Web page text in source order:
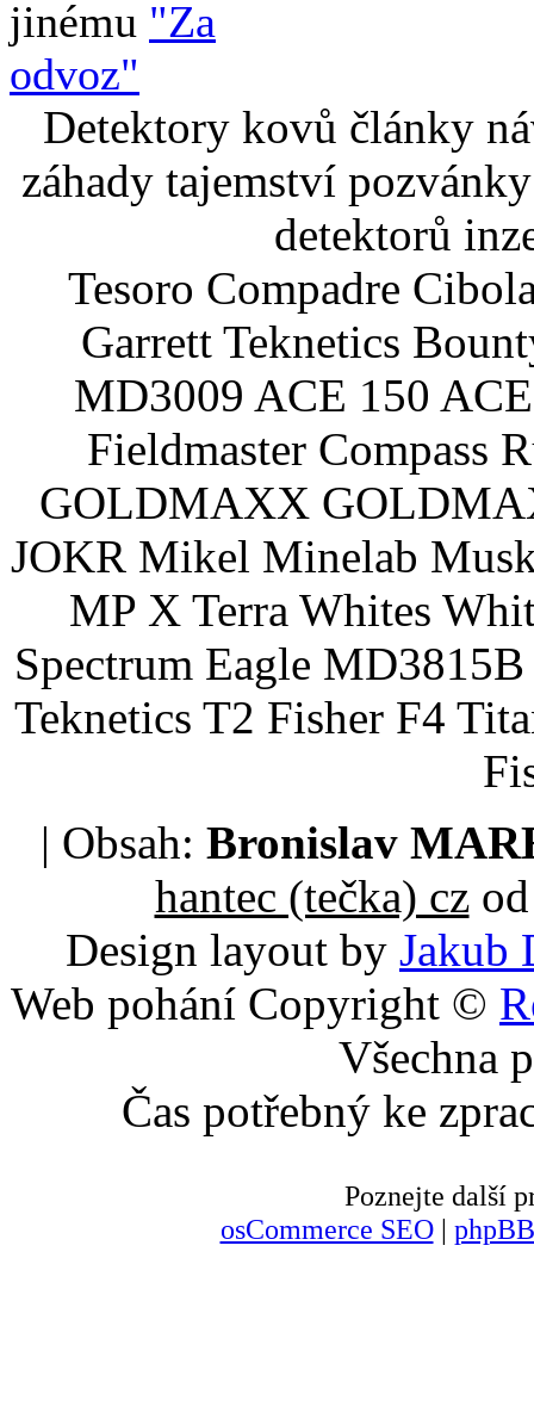
jinému "Za
odvoz"
Detektory kovů články
záhady tajemství
detektorů
Tesoro Compadre
Garrett Teknetics
MD3009 ACE 150
Fieldmaster Compass
GOLDMAXX
JOKR Mikel Minelab
MP X Terra Whites
Spectrum Eagle
Teknetics T2 Fisher F4
| Obsah: Bronislav
hantec (tečka) czod
Design layout by Jakub
Web pohání Copyright ©
Všechna
Čas potřebný ke
Poznejte další
osCommerce SEO|